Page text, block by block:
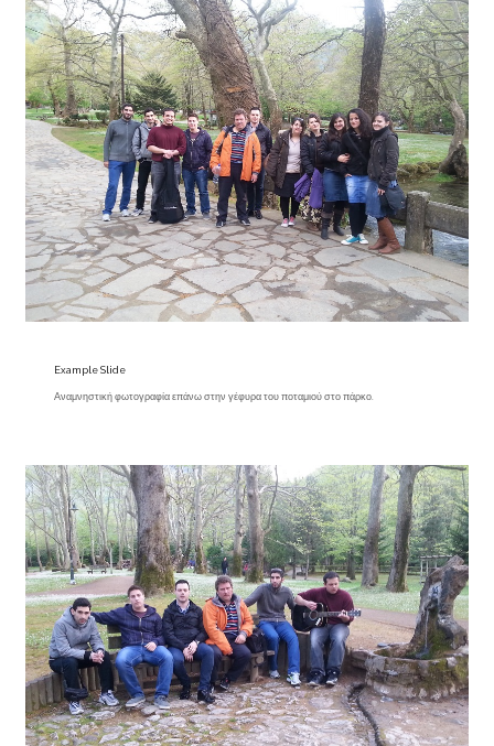
Example Slide
Αναμνηστική φωτογραφία επάνω στην γέφυρα του ποταμιού στο πάρκο.